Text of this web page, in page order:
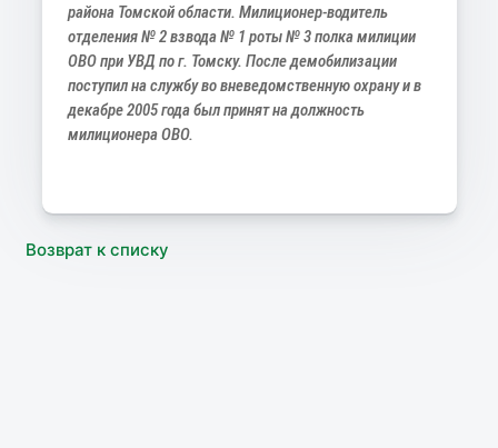
района Томской области. Милиционер-водитель
отделения № 2 взвода № 1 роты № 3 полка милиции
ОВО при УВД по г. Томску. После демобилизации
поступил на службу во вневедомственную охрану и в
декабре 2005 года был принят на должность
милиционера ОВО.
Возврат к списку